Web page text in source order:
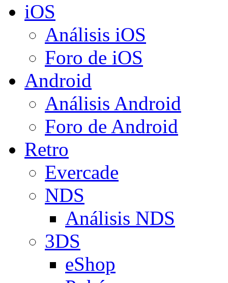
iOS
Análisis iOS
Foro de iOS
Android
Análisis Android
Foro de Android
Retro
Evercade
NDS
Análisis NDS
3DS
eShop